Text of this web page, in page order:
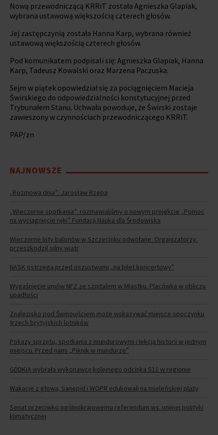
Nową przewodniczącą KRRiT została Agnieszka Glapiak,
wybrana ustawową większością czterech głosów.
Jej zastępczynią została Hanna Karp, wybrana również
ustawową większością czterech głosów.
Pod komunikatem podpisali się: Agnieszka Glapiak, Hanna
Karp, Tadeusz Kowalski oraz Marzena Paczuska.
Sejm w piątek opowiedział się za pociągnięciem Macieja
Świrskiego do odpowiedzialności konstytucyjnej przed
Trybunałem Stanu. Uchwała powoduje, że Świrski zostaje
zawieszony w czynnościach przewodniczącego KRRiT.
PAP/zn
NAJNOWSZE
„Rozmowa dnia”: Jarosław Rzepa
„Wieczorne spotkania”: rozmawialiśmy o nowym projekcie „Pomoc
na wyciągnięcie ręki” Fundacji Nauka dla Środowiska
Wieczorne loty balonów w Szczecinku odwołane. Organizatorzy:
przeszkodził silny wiatr
NASK ostrzega przed oszustwami „na bilet koncertowy”
Wygaśnięcie umów NFZ ze szpitalem w Miastku. Placówka w obliczu
upadłości
Znalezisko pod Świnoujściem może wskazywać miejsce spoczynku
trzech brytyjskich lotników
Pokazy sprzętu, spotkania z mundurowymi i lekcja historii w jednym
miejscu. Przed nami „Piknik w mundurze”
GDDKiA wybrała wykonawcę kolejnego odcinka S11 w regionie
Wakacje z głową. Sanepid i WOPR edukowali na mieleńskiej plaży
Senat przeciwko ogólnokrajowemu referendum ws. unijnej polityki
klimatycznej